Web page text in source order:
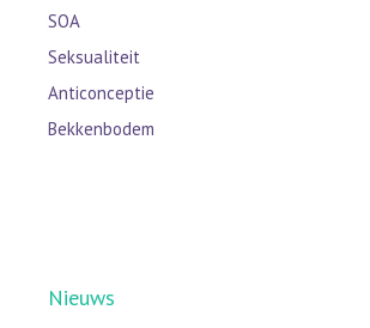
SOA
Seksualiteit
Anticonceptie
Bekkenbodem
Nieuws